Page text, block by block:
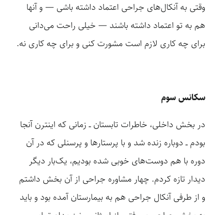
وقتی به آنکال‌های جراحی اعتماد داشته باشی — و آنها
هم به تو اعتماد داشته باشند — خیلی راحت می‌دانی
برای چه کاری لازم است مشورت کنی و برای چه کاری نه.
سکانس سوم
در بخش داخلی، خاطرات تابستان ــ زمانی که اینترن آنجا
بودم ــ دوباره زنده شد و با پرستارها و پرسنلی که در آن
دوره با هم دوست‌های خوبی شده بودیم، یک‌بار دیگر
دیدار تازه کردم. چهار مشاوره جراحی از آن بخش داشتم
و از طرفی آنکال جراحی هم به بیمارستان آمده بود و باید